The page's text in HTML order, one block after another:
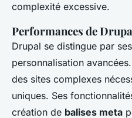
complexité excessive.
Performances de
Drupal se distingue par
personnalisation
des sites complexes
uniques. Ses
création de balises meta